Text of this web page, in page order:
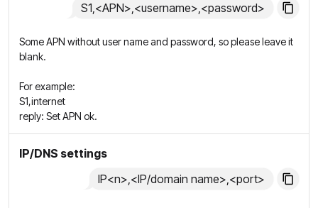
S1,<APN>,<username>,<password>
Some APN without user name and password, so please leave it
blank.
For example:
S1,internet
reply: Set APN ok.
IP/DNS settings
IP<n>,<IP/domain name>,<port>